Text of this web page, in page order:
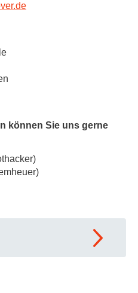
können Sie uns gerne